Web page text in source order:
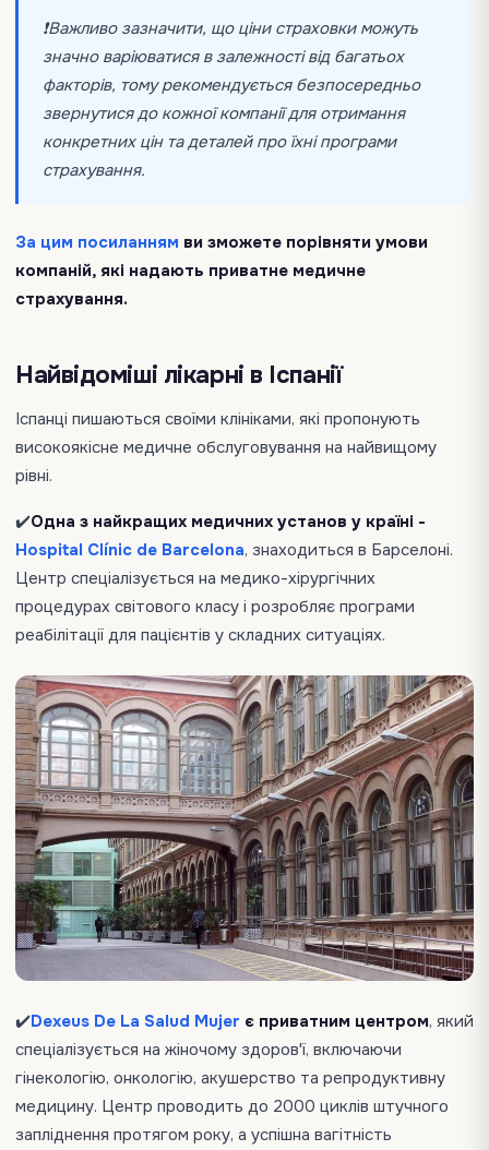
❗️Важливо зазначити, що ціни страховки можуть
значно варіюватися в залежності від багатьох
факторів, тому рекомендується безпосередньо
звернутися до кожної компанії для отримання
конкретних цін та деталей про їхні програми
страхування.
За цим посиланням ви зможете порівняти умови
компаній, які надають приватне медичне
страхування.
Найвідоміші лікарні в Іспанії
Іспанці пишаються своїми клініками, які пропонують
високоякісне медичне обслуговування на найвищому
рівні.
✔️Одна з найкращих медичних установ у країні -
Hospital Clínic de Barcelona, знаходиться в Барселоні.
Центр спеціалізується на медико-хірургічних
процедурах світового класу і розробляє програми
реабілітації для пацієнтів у складних ситуаціях.
✔️Dexeus De La Salud Mujer є приватним центром, який
спеціалізується на жіночому здоров'ї, включаючи
гінекологію, онкологію, акушерство та репродуктивну
медицину. Центр проводить до 2000 циклів штучного
запліднення протягом року, а успішна вагітність